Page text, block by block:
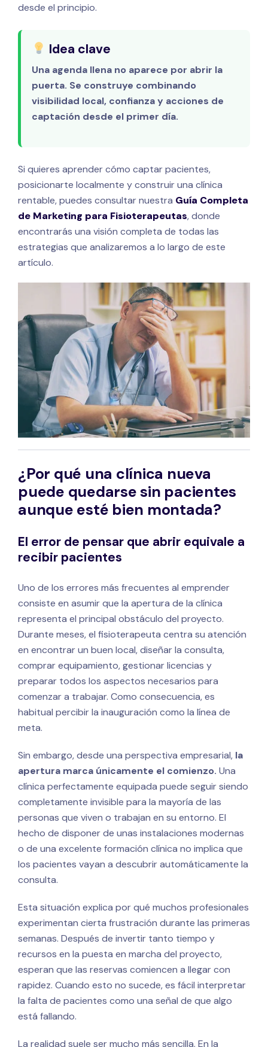
desde el principio.
Idea clave
Una agenda llena no aparece por abrir la
puerta. Se construye combinando
visibilidad local, confianza y acciones de
captación desde el primer día.
Si quieres aprender cómo captar pacientes,
posicionarte localmente y construir una clínica
rentable, puedes consultar nuestra Guía Completa
de Marketing para Fisioterapeutas, donde
encontrarás una visión completa de todas las
estrategias que analizaremos a lo largo de este
artículo.
¿Por qué una clínica nueva
puede quedarse sin pacientes
aunque esté bien montada?
El error de pensar que abrir equivale a
recibir pacientes
Uno de los errores más frecuentes al emprender
consiste en asumir que la apertura de la clínica
representa el principal obstáculo del proyecto.
Durante meses, el fisioterapeuta centra su atención
en encontrar un buen local, diseñar la consulta,
comprar equipamiento, gestionar licencias y
preparar todos los aspectos necesarios para
comenzar a trabajar. Como consecuencia, es
habitual percibir la inauguración como la línea de
meta.
Sin embargo, desde una perspectiva empresarial, la
apertura marca únicamente el comienzo. Una
clínica perfectamente equipada puede seguir siendo
completamente invisible para la mayoría de las
personas que viven o trabajan en su entorno. El
hecho de disponer de unas instalaciones modernas
o de una excelente formación clínica no implica que
los pacientes vayan a descubrir automáticamente la
consulta.
Esta situación explica por qué muchos profesionales
experimentan cierta frustración durante las primeras
semanas. Después de invertir tanto tiempo y
recursos en la puesta en marcha del proyecto,
esperan que las reservas comiencen a llegar con
rapidez. Cuando esto no sucede, es fácil interpretar
la falta de pacientes como una señal de que algo
está fallando.
La realidad suele ser mucho más sencilla. En la